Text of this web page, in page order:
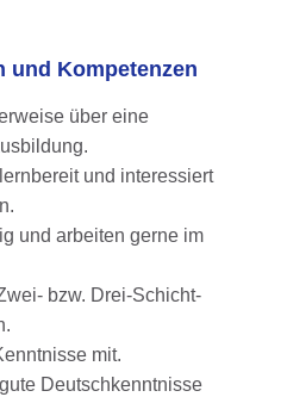
und Kompetenzen
über eine
und interessiert
und arbeiten gerne im
bzw. Drei-Schicht-
mit.
Deutschkenntnisse